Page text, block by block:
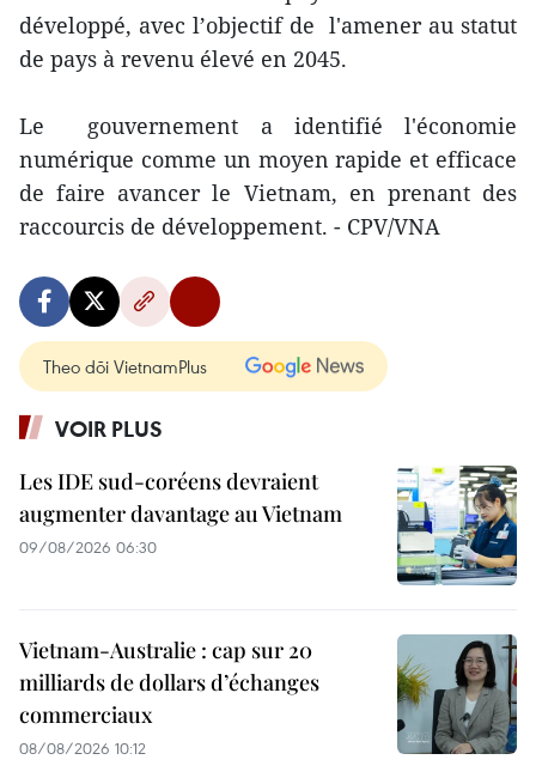
développé, avec l’objectif de l'amener au statut
de pays à revenu élevé en 2045.
Le gouvernement a identifié l'économie
numérique comme un moyen rapide et efficace
de faire avancer le Vietnam, en prenant des
raccourcis de développement. - CPV/VNA
Theo dõi VietnamPlus
VOIR PLUS
Les IDE sud-coréens devraient
augmenter davantage au Vietnam
09/08/2026 06:30
Vietnam-Australie : cap sur 20
milliards de dollars d’échanges
commerciaux
08/08/2026 10:12